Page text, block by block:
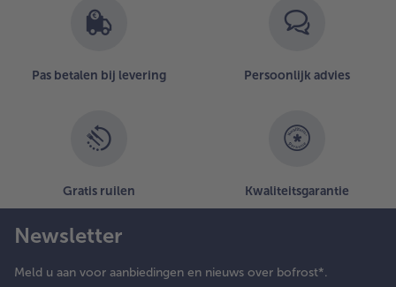
Pas betalen bij levering Persoonlijk advies
Gratis ruilen Kwaliteitsgarantie
Newsletter
Meld u aan voor aanbiedingen en nieuws over bofrost*.